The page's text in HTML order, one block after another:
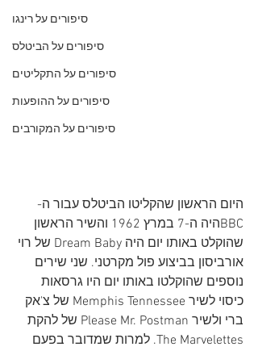
סיפורים על רינגו
סיפורים על הביטלס
סיפורים על התקליטים
סיפורים על ההופעות
סיפורים על המקורבים
היום הראשון שהקליטו הביטלס עבור ה-
BBCהיה ה-7 במרץ 1962 והשיר הראשון
שהוקלט באותו יום היה Dream Baby של רוי
אורביסון בביצוע פול מקרטני. שני שירים
נוספים שהוקלטו באותו יום היו גרסאות
כיסוי לשיר Memphis Tennessee של צ'אק
ברי ולשיר Please Mr. Postman של להקת
The Marvelettes. למרות שמדובר בפעם